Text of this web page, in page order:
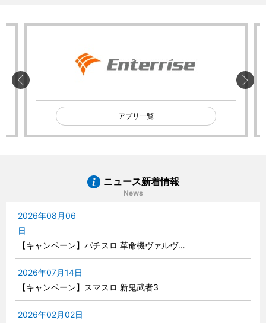
アプリ一覧
ニュース新着情報
News
2026年08月06
日
【キャンペーン】パチスロ 革命機ヴァルヴ…
2026年07月14日
【キャンペーン】スマスロ 新鬼武者3
2026年02月02日